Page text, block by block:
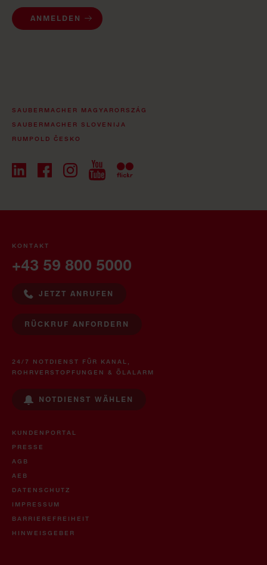
ANMELDEN
SAUBERMACHER MAGYARORSZÁG
SAUBERMACHER SLOVENIJA
RUMPOLD ČESKO
KONTAKT
+43 59 800 5000
JETZT ANRUFEN
RÜCKRUF ANFORDERN
24/7 NOTDIENST FÜR KANAL,
ROHRVERSTOPFUNGEN & ÖLALARM
NOTDIENST WÄHLEN
KUNDENPORTAL
PRESSE
AGB
AEB
DATENSCHUTZ
IMPRESSUM
BARRIEREFREIHEIT
HINWEISGEBER